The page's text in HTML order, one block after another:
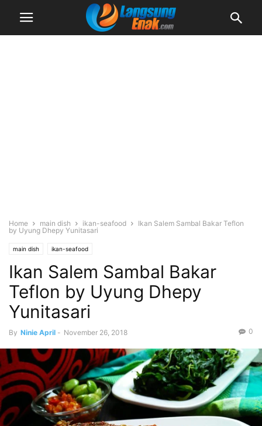
Home main dish ikan-seafood
Ikan Salem Sambal Bakar Teflon
by Uyung Dhepy Yunitasari
main dish ikan-seafood
Ikan Salem Sambal Bakar
Teflon by Uyung Dhepy
Yunitasari
By Ninie April - November 26, 2018 0